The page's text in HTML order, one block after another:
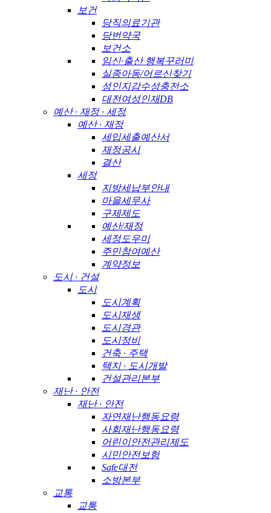
보건
당직의료기관
당번약국
보건소
임신·출산 행복꾸러미
실종아동/어르신찾기
성인지감수성충전소
대전여성인재DB
예산 · 재정 · 세정
예산 · 재정
세입세출예산서
재정공시
결산
세정
지방세납부안내
마을세무사
구제제도
예산/재정
세정도우미
주민참여예산
계약정보
도시 · 건설
도시
도시계획
도시재생
도시경관
도시정비
건축 · 주택
택지 · 도시개발
건설관리본부
재난 · 안전
재난 · 안전
자연재난행동요령
사회재난행동요령
어린이안전관리제도
시민안전보험
Safe대전
소방본부
교통
교통